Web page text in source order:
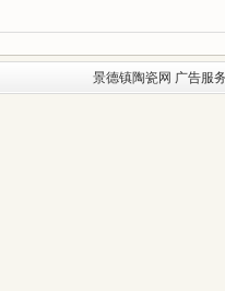
景德镇陶瓷网 广告服